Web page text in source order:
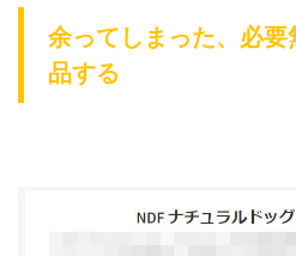
余ってしまった、必要
品する